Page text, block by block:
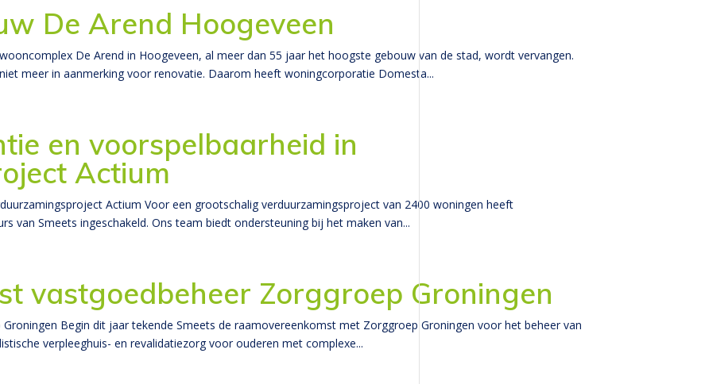
De Arend Hoogeveen
De Arend in Hoogeveen, al meer dan 55 jaar het hoogste gebouw van de stad, wordt vervangen.
meer in aanmerking voor renovatie. Daarom heeft woningcorporatie Domesta...
en voorspelbaarheid in
Actium
Actium Voor een grootschalig verduurzamingsproject van 2400 woningen heeft
van Smeets ingeschakeld. Ons team biedt ondersteuning bij het maken van...
vastgoedbeheer Zorggroep Groningen
Begin dit jaar tekende Smeets de raamovereenkomst met Zorggroep Groningen voor het beheer van
verpleeghuis- en revalidatiezorg voor ouderen met complexe...